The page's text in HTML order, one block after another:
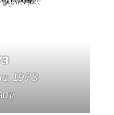
1973